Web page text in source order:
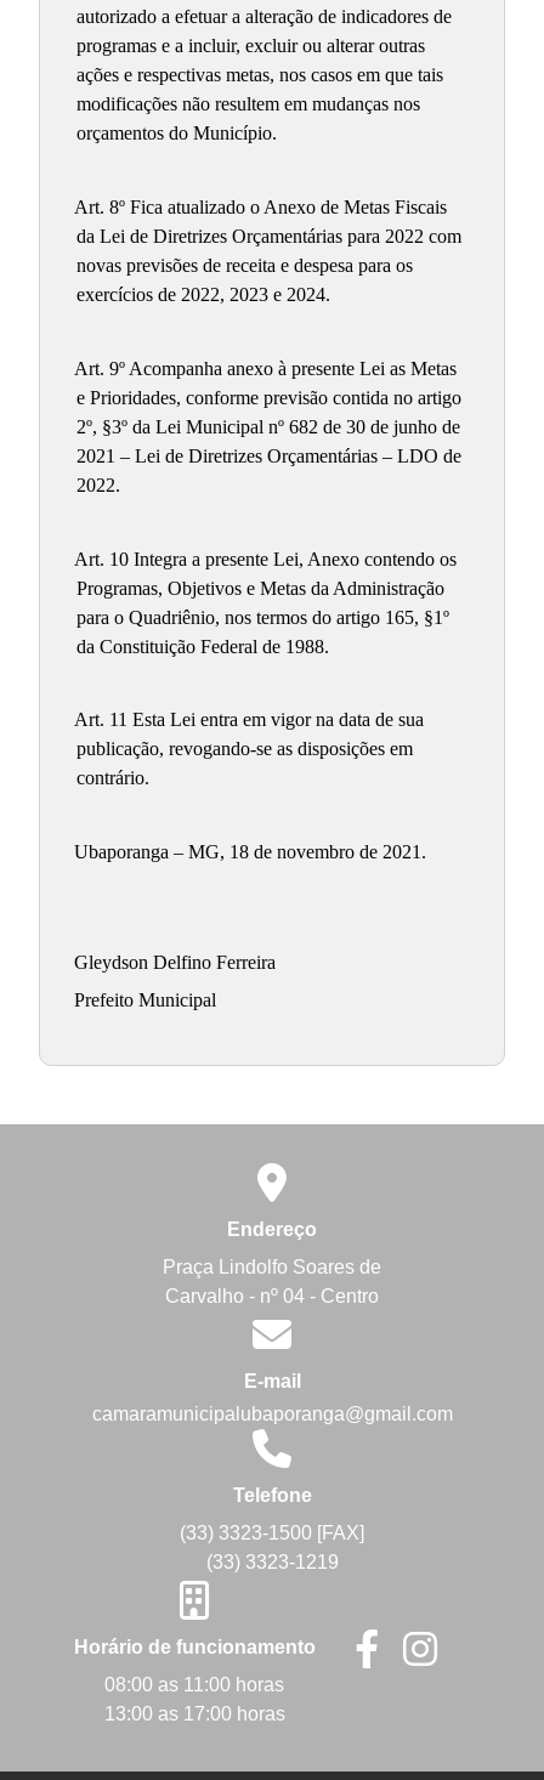
autorizado a efetuar a alteração de indicadores de
programas e a incluir, excluir ou alterar outras
ações e respectivas metas, nos casos em que tais
modificações não resultem em mudanças nos
orçamentos do Município.
Art. 8º Fica atualizado o Anexo de Metas Fiscais
da Lei de Diretrizes Orçamentárias para 2022 com
novas previsões de receita e despesa para os
exercícios de 2022, 2023 e 2024.
Art. 9º Acompanha anexo à presente Lei as Metas
e Prioridades, conforme previsão contida no artigo
2º, §3º da Lei Municipal nº 682 de 30 de junho de
2021 – Lei de Diretrizes Orçamentárias – LDO de
2022.
Art. 10 Integra a presente Lei, Anexo contendo os
Programas, Objetivos e Metas da Administração
para o Quadriênio, nos termos do artigo 165, §1º
da Constituição Federal de 1988.
Art. 11 Esta Lei entra em vigor na data de sua
publicação, revogando-se as disposições em
contrário.
Ubaporanga – MG, 18 de novembro de 2021.
Gleydson Delfino Ferreira
Prefeito Municipal
Endereço
Praça Lindolfo Soares de
Carvalho - nº 04 - Centro
E-mail
camaramunicipalubaporanga@gmail.com
Telefone
(33) 3323-1500 [FAX]
(33) 3323-1219
Horário de funcionamento
08:00 as 11:00 horas
13:00 as 17:00 horas